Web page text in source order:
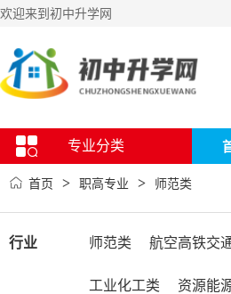
欢迎来到初中升学网
专业分类
首页 > 职高专业 > 师范类
行业 师范类 航空高铁交
工业化工类 资源能